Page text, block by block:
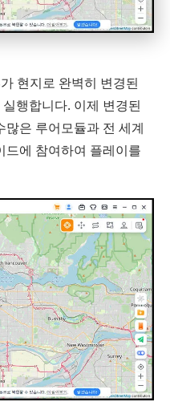
현지로 완벽히 변경된
행합니다. 이제 변경된
은 루어모듈과 전 세계
드에 참여하여 플레이를